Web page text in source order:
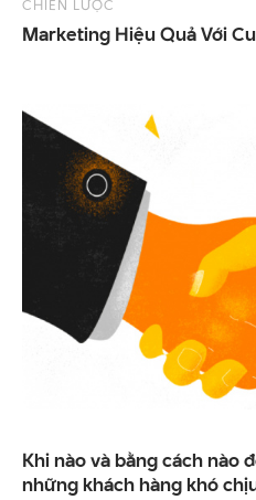
CHIẾN LƯỢC
Marketing HiệuQuảVới
Khi nào và bằng cách nào
những khách hàng khó